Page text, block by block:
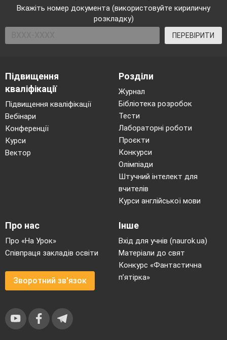
Вкажіть номер документа (використовуйте кириличну
розкладку)
ПЕРЕВІРИТИ
Підвищення
кваліфікації
Підвищення кваліфікації
Вебінари
Конференції
Курси
Вектор
Розділи
Журнал
Бібліотека розробок
Тести
Лабораторні роботи
Проєкти
Конкурси
Олімпіади
Штучний інтелект для
вчителів
Курси англійської мови
Про нас
Про «На Урок»
Співпраця закладів освіти
Зворотний зв'язок
Інше
Вхід для учнів (naurok.ua)
Матеріали до свят
Конкурс «Фантастична
п’ятірка»